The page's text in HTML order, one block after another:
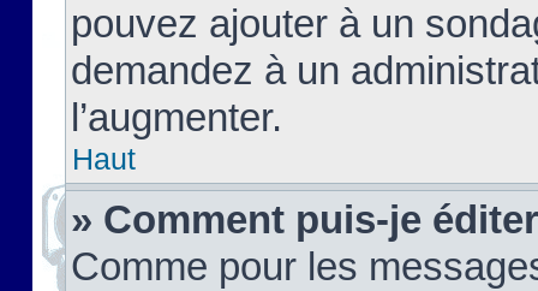
pouvez ajouter à un
demandez à un
l’augmenter.
Haut
» Comment puis-je
Comme pour les